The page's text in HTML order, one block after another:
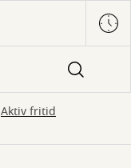
Aktiv fritid